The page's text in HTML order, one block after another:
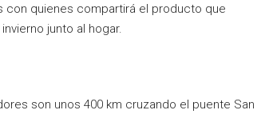
con quienes compartirá el producto que
junto al hogar.
son unos 400 km cruzando el puente San